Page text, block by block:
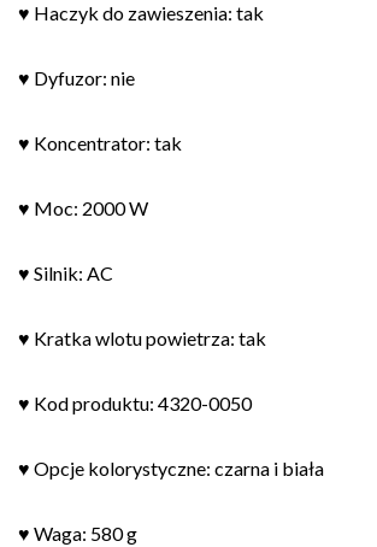
♥ Haczyk do zawieszenia: tak
♥ Dyfuzor: nie
♥ Koncentrator: tak
♥ Moc: 2000 W
♥ Silnik: AC
♥ Kratka wlotu powietrza: tak
♥ Kod produktu: 4320-0050
♥ Opcje kolorystyczne: czarna i biała
♥ Waga: 580 g